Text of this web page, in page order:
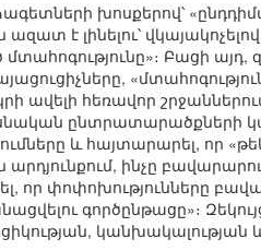
խոսքերով՝
է լինելու՝
Բացի
ավելի հեռավոր
ընտրատարածքների
և հայտարարել, որ
ինչը
որ փոփոխությունները
գործընթացը»։
կանխակալության